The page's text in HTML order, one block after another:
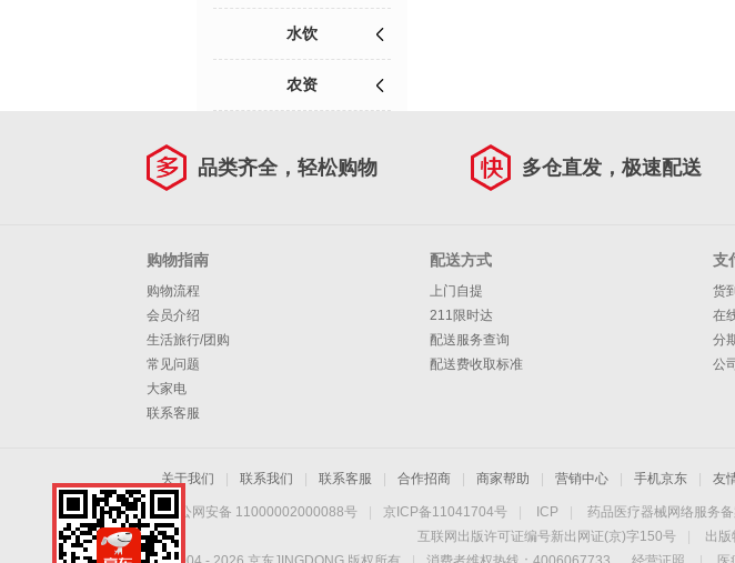
水饮
农资
品类齐全，轻松购物 多仓直发，极速配送
购物指南
购物流程
会员介绍
生活旅行/团购
常见问题
大家电
联系客服
配送方式
上门自提
211限时达
配送服务查询
配送费收取标准
支
货
在
分
公
关于我们 联系我们 联系客服 合作招商 商家帮助 营销中心 手机京东 友
京公网安备 11000002000088号 京ICP备11041704号 ICP 药品医疗器械网络服务
互联网出版许可证编号新出网证(京)字150号
出版